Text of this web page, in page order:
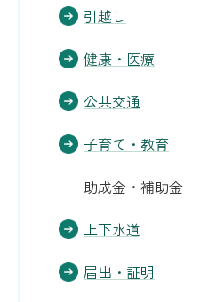
引越し
健康・医療
公共交通
子育て・教育
助成金・補助金
上下水道
届出・証明